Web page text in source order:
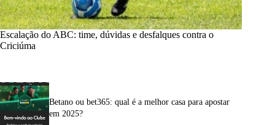
Escalação do ABC: time, dúvidas e desfalques contra o
Criciúma
Betano ou bet365: qual é a melhor casa para apostar
em 2025?